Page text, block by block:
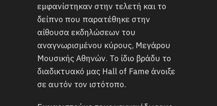
εμφανίστηκαν στην τελετή και το
δείπνο που παρατέθηκε στην
αίθουσα εκδηλώσεων του
αναγνωρισμένου κύρους, Μεγάρου
Μουσικής Αθηνών. Το ίδιο βράδυ το
διαδικτυακό μας Hall of Fame άνοιξε
σε αυτόν τον ιστότοπο.